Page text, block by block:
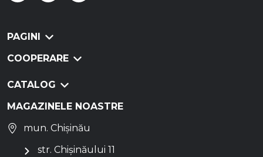
PAGINI
COOPERARE
CATALOG
MAGAZINELE NOASTRE
mun. Chișinău
str. Chișinăului 11